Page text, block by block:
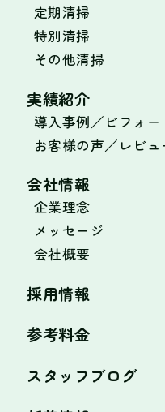
定期清掃
特別清掃
その他清掃
実績紹介
導入事例／ビフォー
お客様の声／レビュ
会社情報
企業理念
メッセージ
会社概要
採用情報
参考料金
スタッフブログ